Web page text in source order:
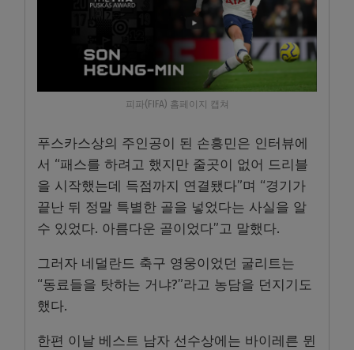
피파(FIFA) 홈페이지 캡쳐
푸스카스상의 주인공이 된 손흥민은 인터뷰에
서 “패스를 하려고 했지만 줄곳이 없어 드리블
을 시작했는데 득점까지 연결됐다”며 “경기가
끝난 뒤 정말 특별한 골을 넣었다는 사실을 알
수 있었다. 아름다운 골이었다”고 말했다.
그러자 네덜란드 축구 영웅이었던 굴리트는
“동료들을 탓하는 거냐?”라고 농담을 던지기도
했다.
한편 이날 베스트 남자 선수상에는 바이레른 뮌